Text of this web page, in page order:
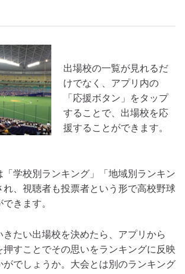
出場校の一覧が見れるだ
けでなく、アプリ内の
「応援ボタン」をタップ
することで、出場校を応
援することができます。
「学校別ランキング」「地域別ランキン
れ、視聴者も投票者という形で高校野球
きます。
たい出場校を決めたら、アプリから
押すことでその思いをランキングに反映
がでしょうか。大会とは別のランキング